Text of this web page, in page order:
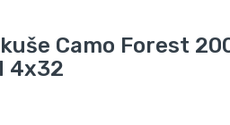
Camo Forest
4x32